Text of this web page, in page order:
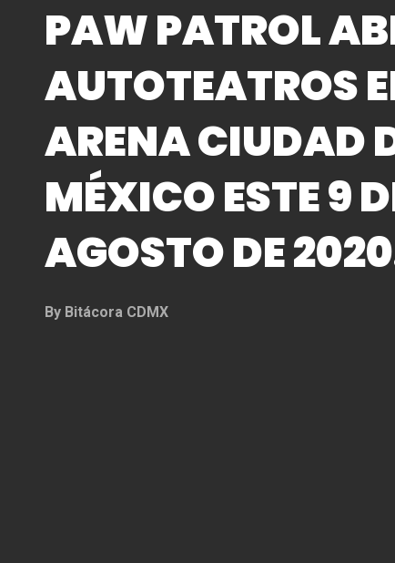
PAW PATROL
AUTOTEATROS
ARENA CIUDAD
MÉXICO ESTE 9
AGOSTO DE
By Bitácora CDMX